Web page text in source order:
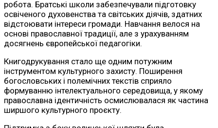
робота. Братські школи забезпечували підготовку
освіченого духовенства та світських діячів, здатних
відстоювати інтереси громади. Навчання велося на
основі православної традиції, але з урахуванням
досягнень європейської педагогіки.
Книгодрукування стало ще одним потужним
інструментом культурного захисту. Поширення
богословських і полемічних текстів сприяло
формуванню інтелектуального середовища, у якому
православна ідентичність осмислювалася як частина
ширшого культурного проєкту.